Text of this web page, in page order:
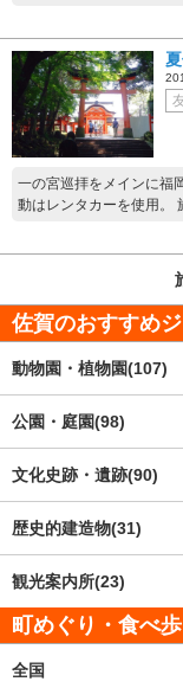
一の宮巡拝をメインに福
動はレンタカーを使用。
佐賀のおすすめ
動物園・植物園(107)
公園・庭園(98)
文化史跡・遺跡(90)
歴史的建造物(31)
観光案内所(23)
町めぐり・食べ
全国